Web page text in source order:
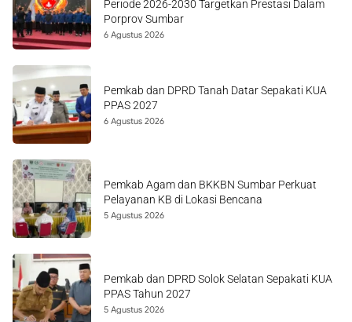
Periode 2026-2030 Targetkan Prestasi Dalam
Porprov Sumbar
6 Agustus 2026
Pemkab dan DPRD Tanah Datar Sepakati KUA
PPAS 2027
6 Agustus 2026
Pemkab Agam dan BKKBN Sumbar Perkuat
Pelayanan KB di Lokasi Bencana
5 Agustus 2026
Pemkab dan DPRD Solok Selatan Sepakati KUA
PPAS Tahun 2027
5 Agustus 2026